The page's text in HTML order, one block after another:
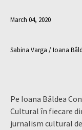
March 04, 2020
Sabina Varga / Ioana
Pe Ioana Bâldea
Cultural în fiecare
jurnalism cultural